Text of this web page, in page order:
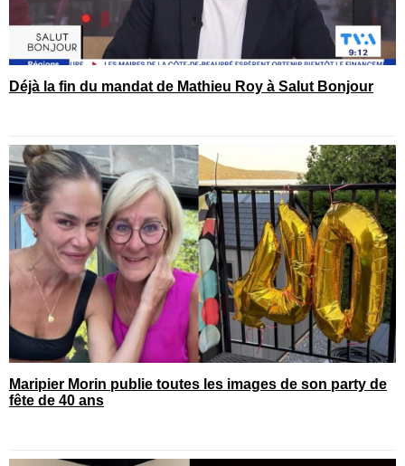
Déjà la fin du mandat de Mathieu Roy à Salut Bonjour
Maripier Morin publie toutes les images de son party de
fête de 40 ans